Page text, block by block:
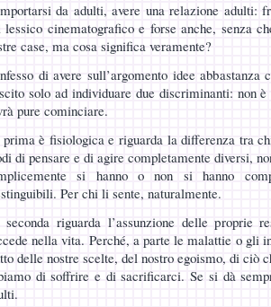
da adulti, avere una relazione adulti:
lessico cinematografico e forse anche, senza
case, ma cosa significa veramente?
di avere sull’argomento idee abbastanza
solo ad individuare due discriminanti: non
pure cominciare.
è fisiologica e riguarda la differenza tra
di pensare e di agire completamente diversi,
si hanno o non si hanno
Per chi li sente, naturalmente.
riguarda l’assunzione delle proprie
nella vita. Perché, a parte le malattie o gli
delle nostre scelte, del nostro egoismo, di ciò
di soffrire e di sacrificarci. Se si dà